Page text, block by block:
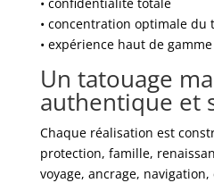
• concentration optimale du
• expérience haut de gamme
Un tatouage
authentique et
Chaque réalisation est
protection, famille,
voyage, ancrage,